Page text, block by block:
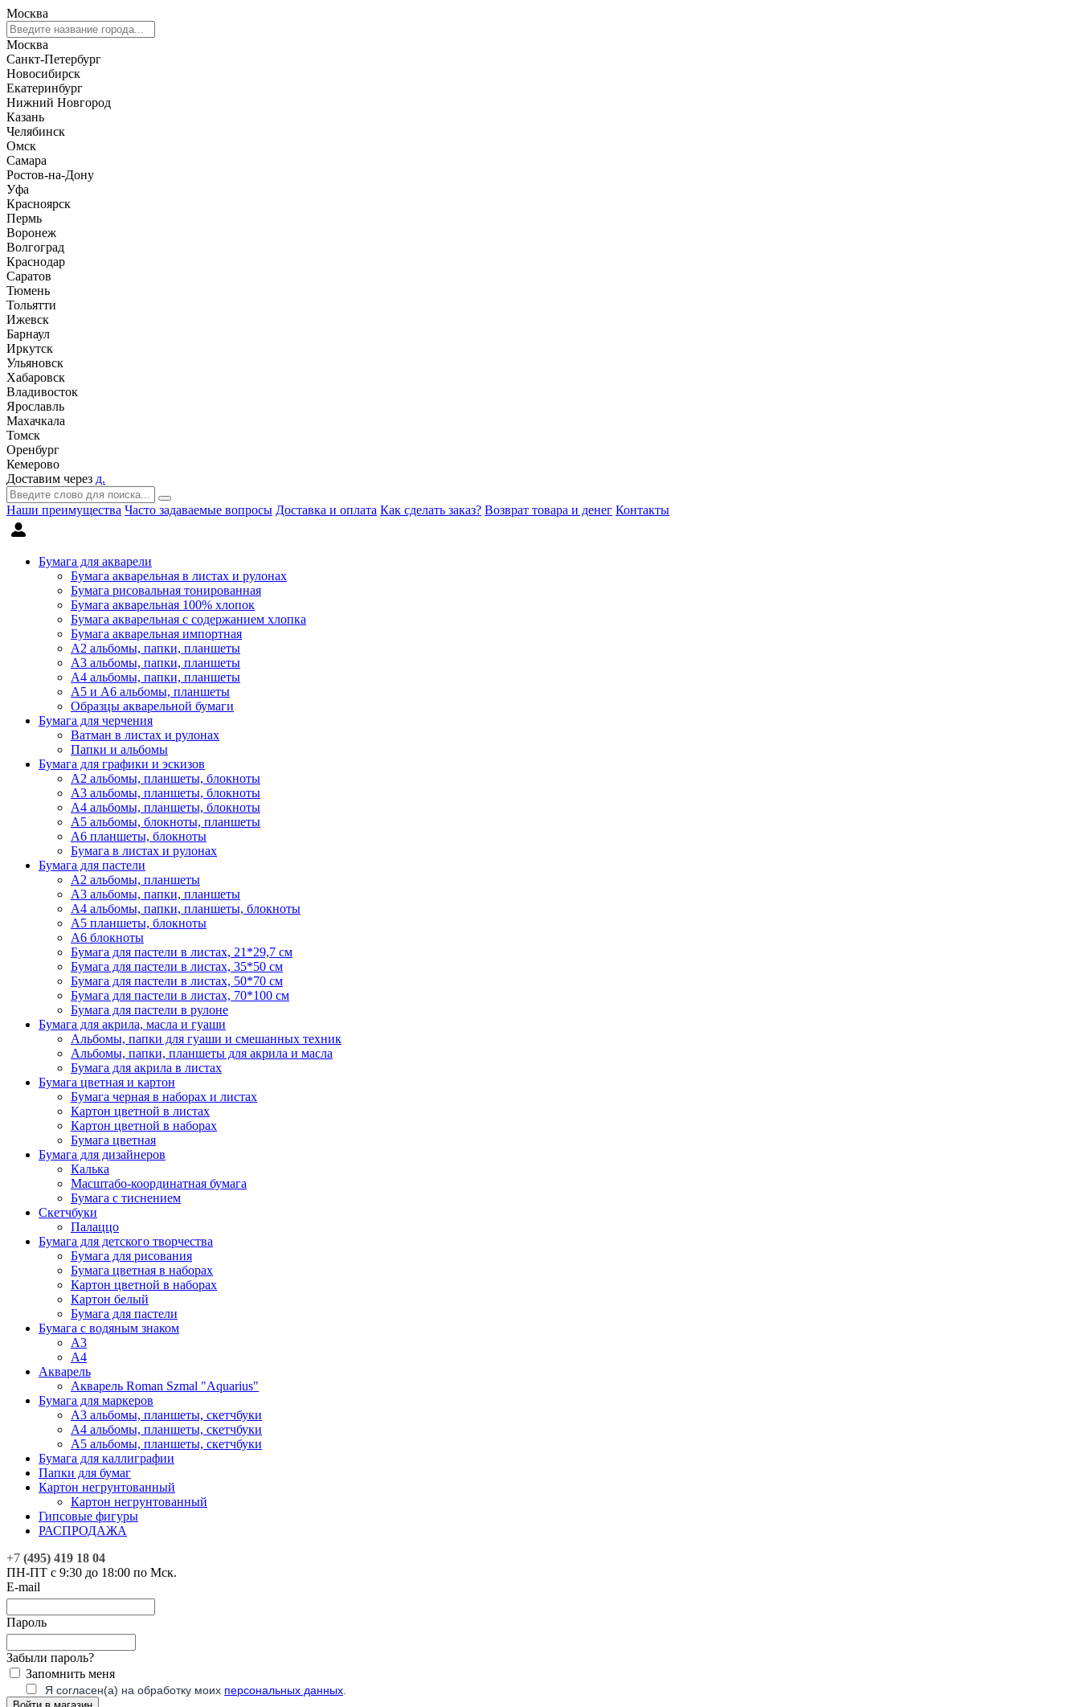
Москва
Москва
Санкт-Петербург
Новосибирск
Екатеринбург
Нижний Новгород
Казань
Челябинск
Омск
Самара
Ростов-на-Дону
Уфа
Красноярск
Пермь
Воронеж
Волгоград
Краснодар
Саратов
Тюмень
Тольятти
Ижевск
Барнаул
Иркутск
Ульяновск
Хабаровск
Владивосток
Ярославль
Махачкала
Томск
Оренбург
Кемерово
Доставим через д.
Наши преимущества Часто задаваемые вопросы Доставка и оплата Как сделать заказ? Возврат товара и денег Контакты
Бумага для акварели
Бумага акварельная в листах и рулонах
Бумага рисовальная тонированная
Бумага акварельная 100% хлопок
Бумага акварельная с содержанием хлопка
Бумага акварельная импортная
А2 альбомы, папки, планшеты
А3 альбомы, папки, планшеты
А4 альбомы, папки, планшеты
А5 и А6 альбомы, планшеты
Образцы акварельной бумаги
Бумага для черчения
Ватман в листах и рулонах
Папки и альбомы
Бумага для графики и эскизов
А2 альбомы, планшеты, блокноты
А3 альбомы, планшеты, блокноты
А4 альбомы, планшеты, блокноты
А5 альбомы, блокноты, планшеты
А6 планшеты, блокноты
Бумага в листах и рулонах
Бумага для пастели
А2 альбомы, планшеты
А3 альбомы, папки, планшеты
А4 альбомы, папки, планшеты, блокноты
А5 планшеты, блокноты
А6 блокноты
Бумага для пастели в листах, 21*29,7 см
Бумага для пастели в листах, 35*50 см
Бумага для пастели в листах, 50*70 см
Бумага для пастели в листах, 70*100 см
Бумага для пастели в рулоне
Бумага для акрила, масла и гуаши
Альбомы, папки для гуаши и смешанных техник
Альбомы, папки, планшеты для акрила и масла
Бумага для акрила в листах
Бумага цветная и картон
Бумага черная в наборах и листах
Картон цветной в листах
Картон цветной в наборах
Бумага цветная
Бумага для дизайнеров
Калька
Масштабо-координатная бумага
Бумага с тиснением
Скетчбуки
Палаццо
Бумага для детского творчества
Бумага для рисования
Бумага цветная в наборах
Картон цветной в наборах
Картон белый
Бумага для пастели
Бумага с водяным знаком
А3
А4
Акварель
Акварель Roman Szmal "Aquarius"
Бумага для маркеров
А3 альбомы, планшеты, скетчбуки
А4 альбомы, планшеты, скетчбуки
А5 альбомы, планшеты, скетчбуки
Бумага для каллиграфии
Папки для бумаг
Картон негрунтованный
Картон негрунтованный
Гипсовые фигуры
РАСПРОДАЖА
+7 (495) 419 18 04
ПН-ПТ с 9:30 до 18:00 по Мск.
E-mail
Пароль
Забыли пароль?
Запомнить меня
Я согласен(а) на обработку моих персональных данных